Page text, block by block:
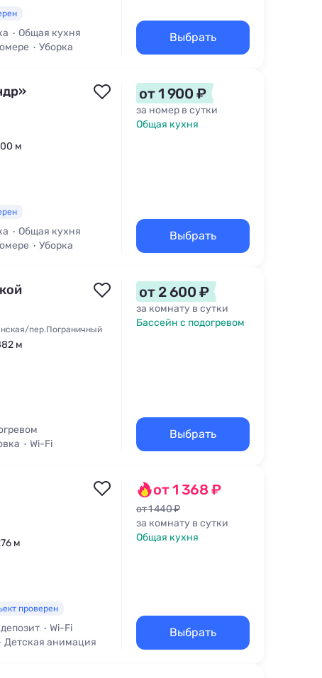
Общая кухня
Уборка
Выбрать
м
Общая кухня
Уборка
от 1 900 ₽
за номер в сутки
Общая кухня
Выбрать
пер.Пограничный
м
Wi-Fi
от 2 600 ₽
за комнату в сутки
Бассейн с подогревом
Выбрать
м
проверен
Wi-Fi
Детская анимация
от 1 368 ₽
от 1 440 ₽
за комнату в сутки
Общая кухня
Выбрать